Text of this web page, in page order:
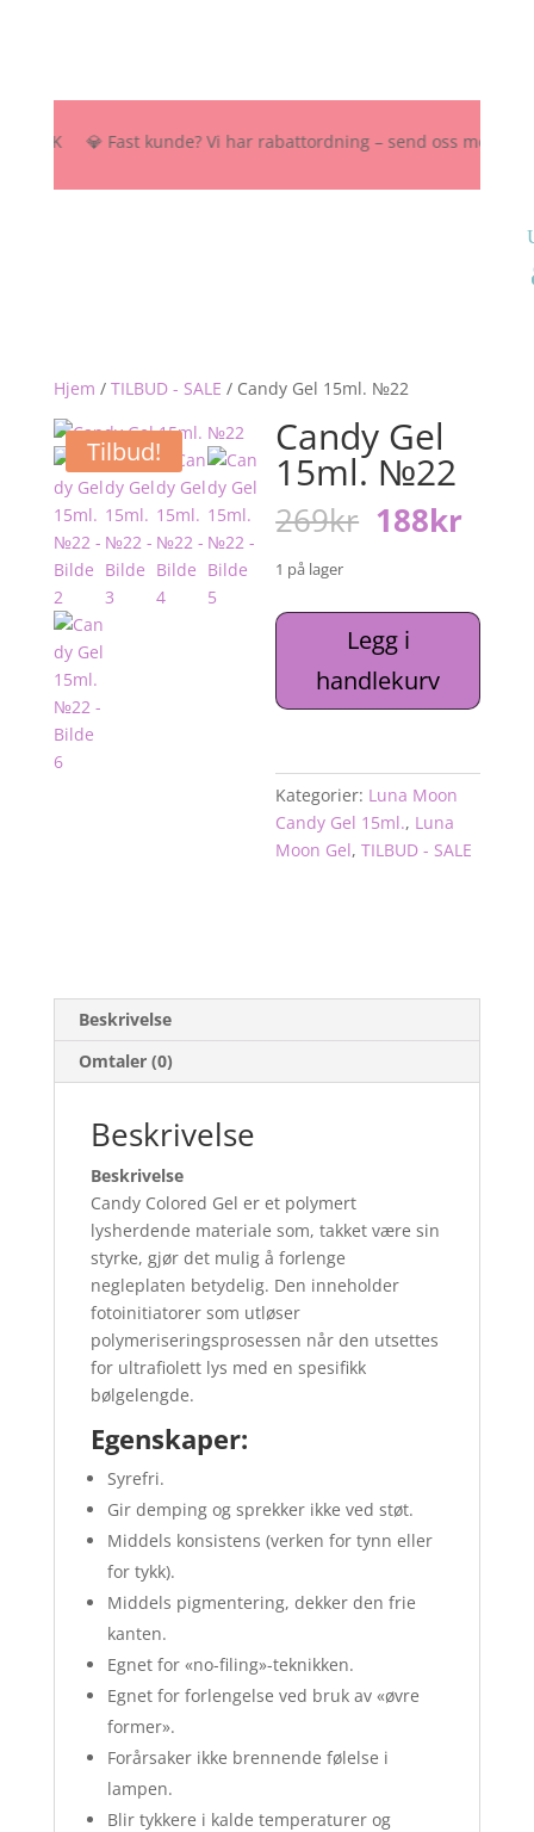
💎 Fast kunde? Vi har rabattordning – send oss melding
Hjem / TILBUD - SALE / Candy Gel 15ml. №22
Tilbud! Candy Gel
15ml. №22
269kr
pris
269kr.
188kr
1 på lager
Candy
15ml.
№22
Legg i
handlekurv
Kategorier: Luna Moon
Candy Gel 15ml., Luna
Moon Gel,TILBUD - SALE
Beskrivelse
Omtaler (0)
Beskrivelse
Beskrivelse
Candy Colored Gel er et polymert
lysherdende materiale som, takket være sin
styrke, gjør det mulig å forlenge
negleplaten betydelig. Den inneholder
fotoinitiatorer som utløser
polymeriseringsprosessen når den utsettes
for ultrafiolett lys med en spesifikk
bølgelengde.
Egenskaper:
Syrefri.
Gir demping og sprekker ikke ved støt.
Middels konsistens (verken for tynn eller
for tykk).
Middels pigmentering, dekker den frie
kanten.
Egnet for «no-filing»-teknikken.
Egnet for forlengelse ved bruk av «øvre
former».
Forårsaker ikke brennende følelse i
lampen.
Blir tykkere i kalde temperaturer og